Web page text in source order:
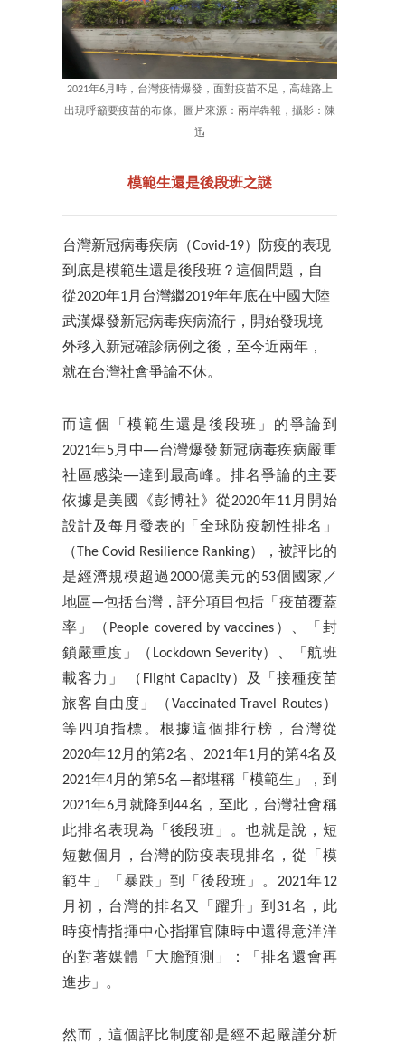
2021年6月時，台灣疫情爆發，面對疫苗不足，高雄路上
出現呼籲要疫苗的布條。圖片來源：兩岸犇報，攝影：陳
迅
模範生還是後段班之謎
台灣新冠病毒疾病（Covid-19）防疫的表現
到底是模範生還是後段班？這個問題，自
從2020年1月台灣繼2019年年底在中國大陸
武漢爆發新冠病毒疾病流行，開始發現境
外移入新冠確診病例之後，至今近兩年，
就在台灣社會爭論不休。
而這個「模範生還是後段班」的爭論到
2021年5月中──台灣爆發新冠病毒疾病嚴重
社區感染──達到最高峰。排名爭論的主要
依據是美國《彭博社》從2020年11月開始
設計及每月發表的「全球防疫韌性排名」
（The Covid Resilience Ranking），被評比的
是經濟規模超過2000億美元的53個國家／
地區—包括台灣，評分項目包括 「疫苗覆蓋
率」（People covered by vaccines）、「封
鎖嚴重度」（Lockdown Severity）、「航班
載客力」 （Flight Capacity）及「接種疫苗
旅客自由度」（Vaccinated Travel Routes）
等四項指標。根據這個排行榜，台灣從
2020年12月的第2名、2021年1月的第4名及
2021年4月的第5名—都堪稱「模範生」，到
2021年6月就降到44名，至此，台灣社會稱
此排名表現為「後段班」。也就是說，短
短數個月，台灣的防疫表現排名，從「模
範生」「暴跌」到「後段班」。2021年12
月初，台灣的排名又「躍升」到31名，此
時疫情指揮中心指揮官陳時中還得意洋洋
的對著媒體「大膽預測」：「排名還會再
進步」。
然而，這個評比制度卻是經不起嚴謹分析